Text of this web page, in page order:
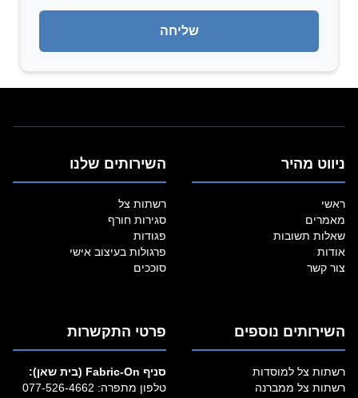
ניווט מהיר
ראשי
מאמרים
שאלות תשובות
אודות
צור קשר
השירותים שלנו
רשתות צל
סגירות חורף
פגודות
פרגולות בעיצוב אישי
סוככים
השירותים נוספים
רשתות צל למוסדות
רשתות צל ממברנה
פרטי התקשרות
סניף Fabric‑On (בית שאן):
טלפון מתפרה: 077-526-4662